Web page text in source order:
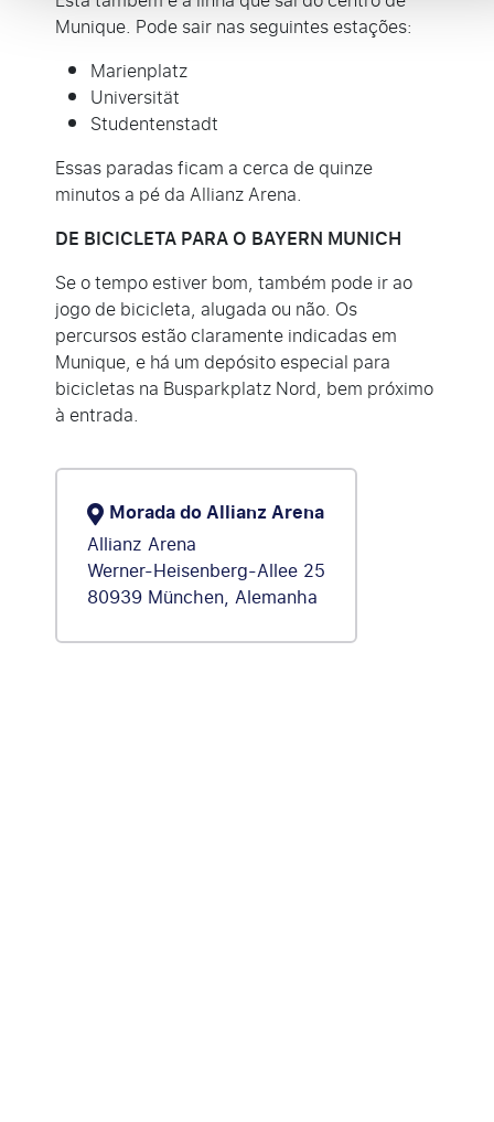
Munique. Pode sair nas seguintes estações:
Marienplatz
Universität
Studentenstadt
Essas paradas ficam a cerca de quinze
minutos a pé da Allianz Arena.
DE BICICLETA PARA O BAYERN MUNICH
Se o tempo estiver bom, também pode ir ao
jogo de bicicleta, alugada ou não. Os
percursos estão claramente indicadas em
Munique, e há um depósito especial para
bicicletas na Busparkplatz Nord, bem próximo
à entrada.
Morada do Allianz Arena
Allianz Arena
Werner-Heisenberg-Allee 25
80939 München, Alemanha